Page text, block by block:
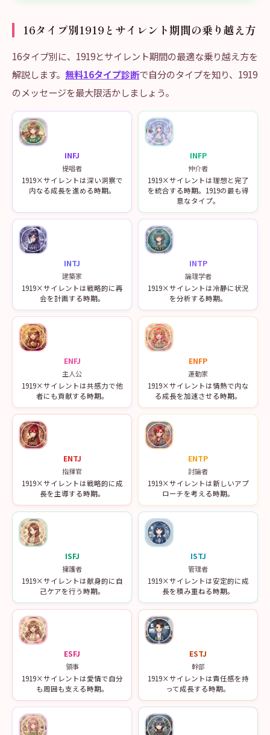
16タイプ別1919とサイレント期間の乗り越え方
16タイプ別に、1919とサイレント期間の最適な乗り越え方を
解説します。 無料16タイプ診断で自分のタイプを知り、1919
のメッセージを最大限活かしましょう。
INFJ
提唱者
1919×サイレントは深い洞察で
内なる成長を進める時期。
INFP
仲介者
1919×サイレントは理想と完了
を統合する時期。1919の最も得
意なタイプ。
INTJ
建築家
1919×サイレントは戦略的に再
会を計画する時期。
INTP
論理学者
1919×サイレントは冷静に状況
を分析する時期。
ENFJ
主人公
1919×サイレントは共感力で他
者にも貢献する時期。
ENFP
運動家
1919×サイレントは情熱で内な
る成長を加速させる時期。
ENTJ
指揮官
1919×サイレントは戦略的に成
長を主導する時期。
ENTP
討論者
1919×サイレントは新しいアプ
ローチを考える時期。
ISFJ
擁護者
1919×サイレントは献身的に自
己ケアを行う時期。
ISTJ
管理者
1919×サイレントは安定的に成
長を積み重ねる時期。
ESFJ
領事
1919×サイレントは愛情で自分
も周囲も支える時期。
ESTJ
幹部
1919×サイレントは責任感を持
って成長する時期。